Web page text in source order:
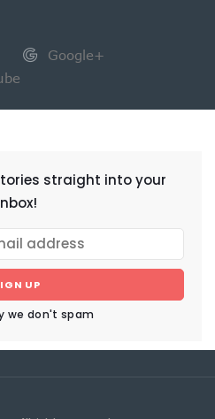
Google+
straight into your
UP
we don't spam